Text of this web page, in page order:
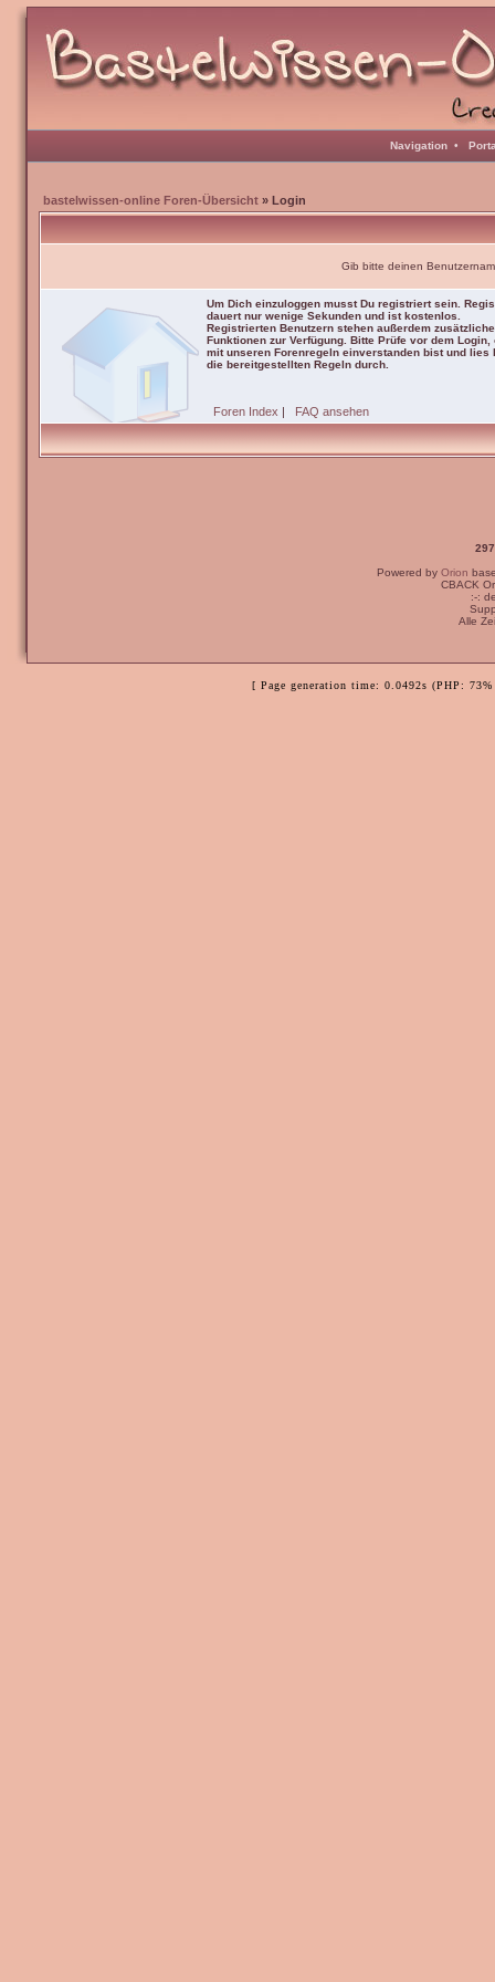
Navigation •
bastelwissen-online Foren-Übersicht » Login
Gib bitte deinen
Um Dich einzuloggen musst Du registriert sein.
dauert nur wenige Sekunden und ist kostenlos.
Registrierten Benutzern stehen außerdem zusätzliche
Funktionen zur Verfügung. Bitte Prüfe vor dem Login,
mit unseren Forenregeln einverstanden bist und lies
die bereitgestellten Regeln durch.
Foren Index | FAQ ansehen
Powered by Orion
CBACK
:-:
Alle
[ Page generation time: 0.0492s (PHP: